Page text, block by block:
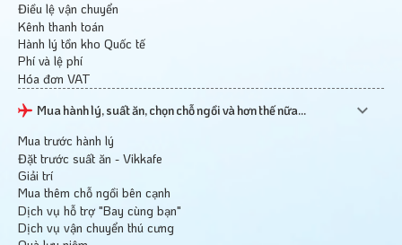
Điều lệ vận chuyển
Kênh thanh toán
Hành lý tồn kho Quốc tế
Phí và lệ phí
Hóa đơn VAT
Mua hành lý, suất ăn, chọn chỗ ngồi và hơn thế nữa...
Mua trước hành lý
Đặt trước suất ăn - Vikkafe
Giải trí
Mua thêm chỗ ngồi bên cạnh
Dịch vụ hỗ trợ "Bay cùng bạn"
Dịch vụ vận chuyển thú cưng